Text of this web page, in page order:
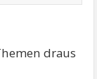
draus